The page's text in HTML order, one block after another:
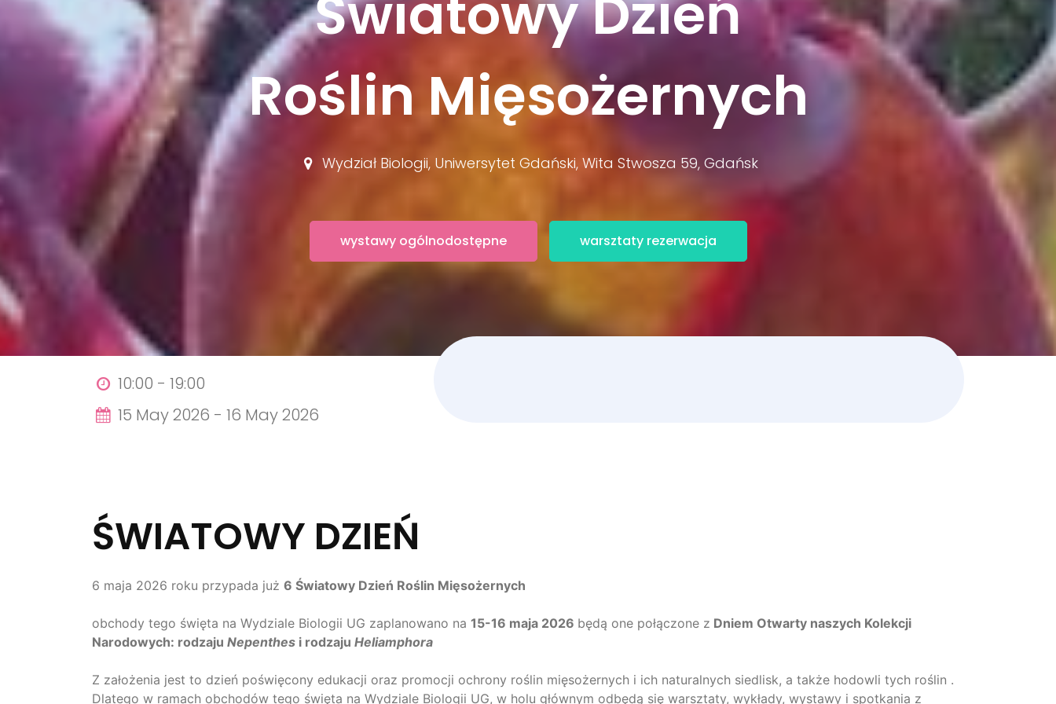
Roślin Mięsożernych
Wydział Biologii, Uniwersytet Gdański, Wita Stwosza 59, Gdańsk
wystawy ogólnodostępne warsztaty rezerwacja
10:00 - 19:00
15 May 2026 - 16 May 2026
ŚWIATOWY DZIEŃ
6 maja 2026 roku przypada już 6 Światowy Dzień Roślin Mięsożernych
obchody tego święta na Wydziale Biologii UG zaplanowano na 15-16 maja 2026 będą one połączone z Dniem Otwarty naszych Kolekcji
Narodowych: rodzaju Nepenthes i rodzaju Heliamphora
Z założenia jest to dzień poświęcony edukacji oraz promocji ochrony roślin mięsożernych i ich naturalnych siedlisk, a także hodowli tych roślin .
Dlatego w ramach obchodów tego święta na Wydziale Biologii UG, w holu głównym odbędą się warsztaty, wykłady, wystawy i spotkania z